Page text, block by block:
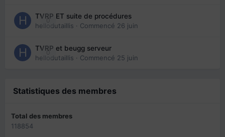
0
TVRP ET suite de procédures
hellodutaillis · Commencé 26 juin
0
TVRP et beugg serveur
hellodutaillis · Commencé 25 juin
Statistiques des membres
Total des membres
118854